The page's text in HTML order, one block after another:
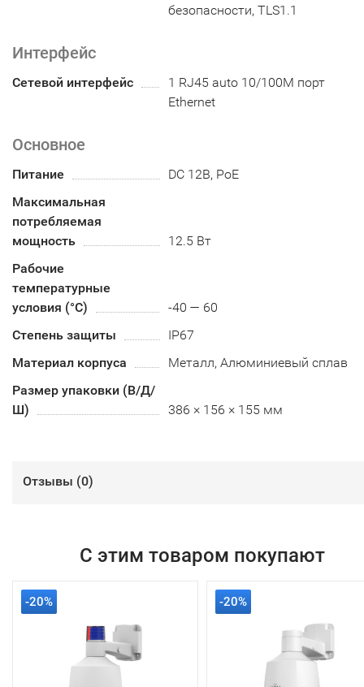
безопасности, TLS1.1
Интерфейс
Сетевой интерфейс
1 RJ45 auto 10/100M порт
Ethernet
Основное
Питание
DC 12В, PoE
Максимальная
потребляемая
мощность
12.5 Вт
Рабочие
температурные
условия (°С)
-40 — 60
Степень защиты
IP67
Материал корпуса
Металл, Алюминиевый сплав
Размер упаковки (В/Д/
Ш)
386 × 156 × 155 мм
Отзывы (0)
С этим товаром покупают
-20% -20%